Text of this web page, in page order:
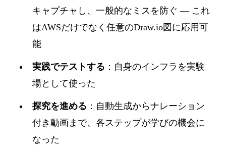
キャプチャし、一般的なミスを防ぐ — これ
はAWSだけでなく任意のDraw.io図に応用可
能
実践でテストする ：自身のインフラを実験
場として使った
探究を進める ：自動生成からナレーション
付き動画まで、各ステップが学びの機会に
なった